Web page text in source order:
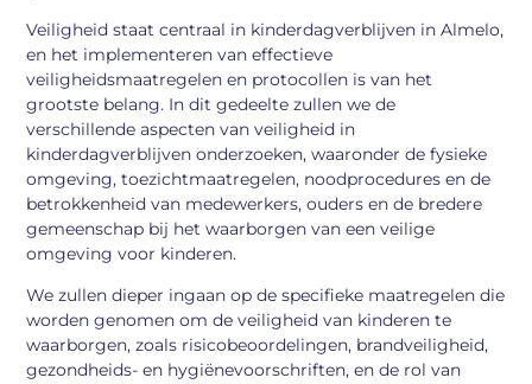
Veiligheid staat centraal in kinderdagverblijven in Almelo,
en het implementeren van effectieve
veiligheidsmaatregelen en protocollen is van het
grootste belang. In dit gedeelte zullen we de
verschillende aspecten van veiligheid in
kinderdagverblijven onderzoeken, waaronder de fysieke
omgeving, toezichtmaatregelen, noodprocedures en de
betrokkenheid van medewerkers, ouders en de bredere
gemeenschap bij het waarborgen van een veilige
omgeving voor kinderen.
We zullen dieper ingaan op de specifieke maatregelen die
worden genomen om de veiligheid van kinderen te
waarborgen, zoals risicobeoordelingen, brandveiligheid,
gezondheids- en hygiënevoorschriften, en de rol van